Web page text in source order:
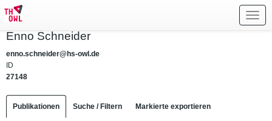
Enno Schneider
enno.schneider@hs-owl.de
ID
27148
Publikationen Suche / Filtern Markierte exportieren